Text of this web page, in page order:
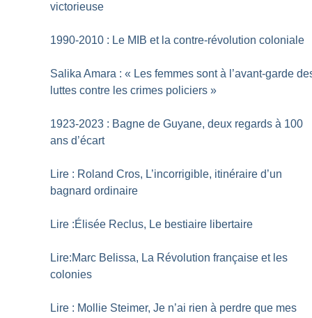
victorieuse
1990-2010 : Le MIB et la contre-révolution coloniale
Salika Amara : « Les femmes sont à l’avant-garde
luttes contre les crimes policiers »
1923-2023 : Bagne de Guyane, deux regards à 100
ans d’écart
Lire : Roland Cros, L’incorrigible, itinéraire d’un
bagnard ordinaire
Lire :Élisée Reclus, Le bestiaire libertaire
Lire:Marc Belissa, La Révolution française et les
colonies
Lire : Mollie Steimer, Je n’ai rien à perdre que mes